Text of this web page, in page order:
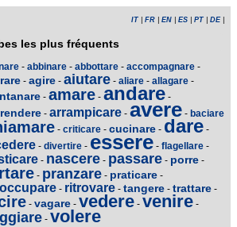
IT FR EN ES PT DE|
les plus fréquents
- abbinare - abbottare - accompagnare -
- agire - aiutare - aliare - allagare -
- amare - andare -
- arrampicare - avere - baciare
- criticare - cucinare - dare -
- divertire - essere - flagellare -
- nascere - passare - porre -
- pranzare - praticare -
- ritrovare - tangere - trattare -
- vagare - vedere - venire -
- volere